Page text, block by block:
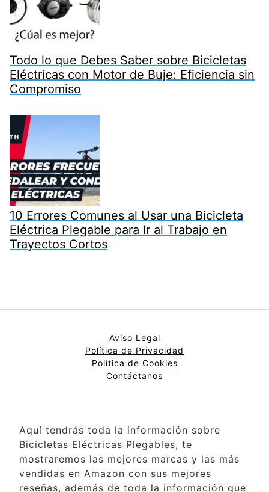
Todo lo que Debes Saber sobre Bicicletas
Eléctricas con Motor de Buje: Eficiencia sin
Compromiso
10 Errores Comunes al Usar una Bicicleta
Eléctrica Plegable para Ir al Trabajo en
Trayectos Cortos
Aviso Legal
Política de Privacidad
Política de Cookies
Contáctanos
Aquí tendrás toda la información sobre
Bicicletas Eléctricas Plegables, te
mostraremos las mejores marcas y las más
vendidas en Amazon con sus mejores
reseñas, además de toda la información que